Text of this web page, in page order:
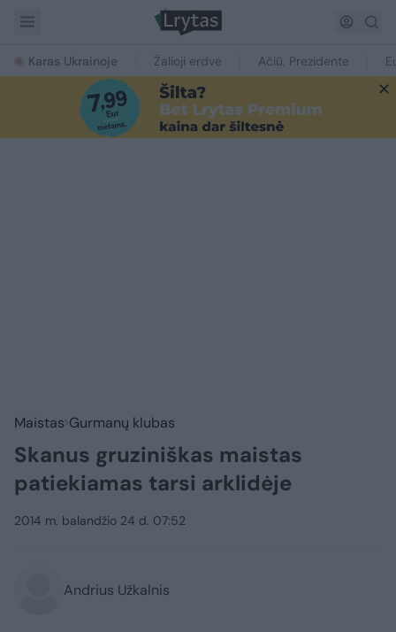
Karas Ukrainoje Žalioji erdvė Ačiū, Prezidente
Maistas Gurmanų klubas
Skanus gruziniškas maistas
patiekiamas tarsi arklidėje
2014 m. balandžio 24 d. 07:52
Andrius Užkalnis